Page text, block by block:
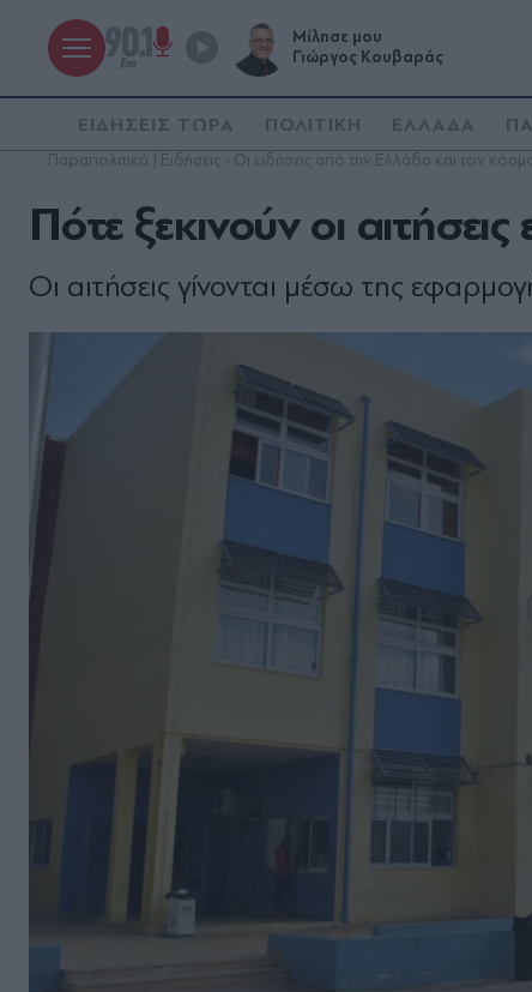
Μίλησε μου
Γιώργος Κουβαράς
ΕΙΔΗΣΕΙΣ ΤΩΡΑ ΠΟΛΙΤΙΚΗ ΕΛΛΑΔΑ
Παραπολιτικά | Ειδήσεις - Οι ειδήσεις από την Ελλάδα και τον
Πότε ξεκινούν οι
Οι αιτήσεις γίνονται μέσω της